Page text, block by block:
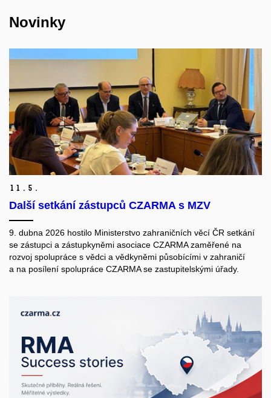
Novinky
11. 5.
Další setkání zástupců CZARMA s MZV
9. dubna 2026 hostilo Ministerstvo zahraničních věcí ČR setkání
se zástupci a zástupkyněmi asociace CZARMA zaměřené na
rozvoj spolupráce s vědci a vědkyněmi působícími v zahraničí
a na posílení spolupráce CZARMA se zastupitelskými úřady.